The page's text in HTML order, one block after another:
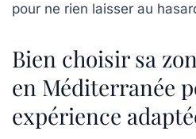
pour ne rien laisser au
Bien choisir sa
en Méditerranée
expérience